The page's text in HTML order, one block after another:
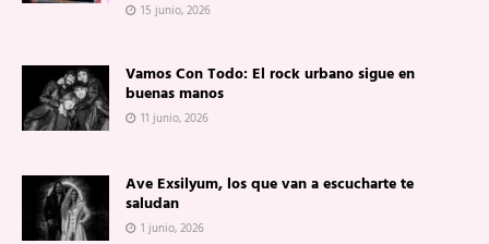
15 junio, 2026
Vamos Con Todo: El rock urbano sigue en
buenas manos
11 junio, 2026
Ave Exsilyum, los que van a escucharte te
saludan
1 junio, 2026